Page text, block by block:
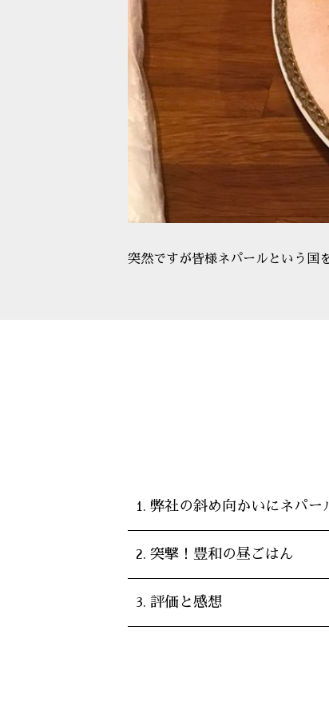
突然ですが皆様ネパールという国
弊社の斜め向かいにネパー
突撃！豊和の昼ごはん
評価と感想